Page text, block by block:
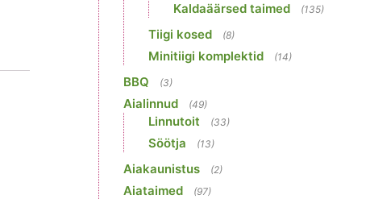
Kaldaäärsed taimed (135)
Tiigi kosed (8)
Minitiigi komplektid (14)
BBQ (3)
Aialinnud (49)
Linnutoit (33)
Söötja (13)
Aiakaunistus (2)
Aiataimed (97)